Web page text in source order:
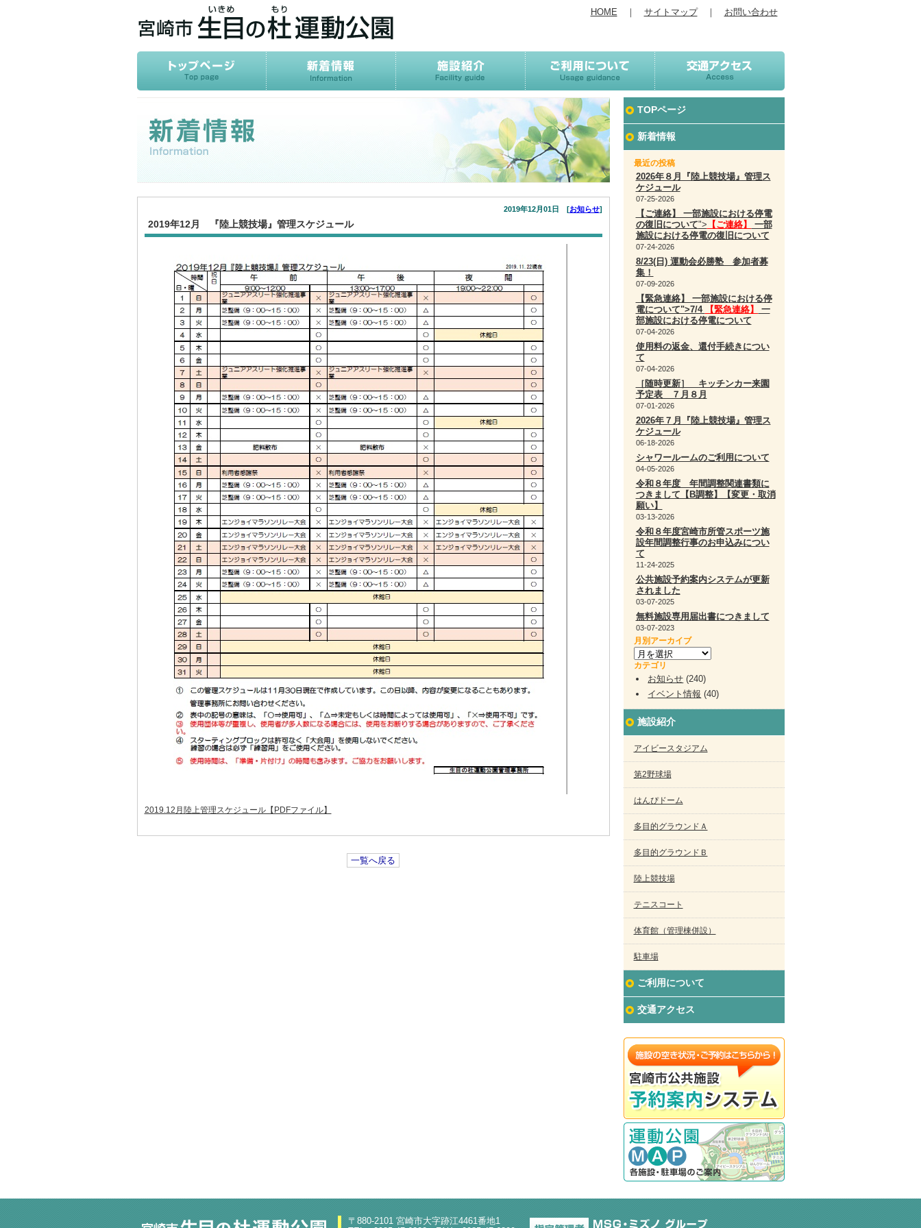
HOME ｜ サイトマップ｜ お問い合わせ
2019年12月01日 [お知らせ]
2019年12月 『陸上競技場』管理スケジュール
2019.12月陸上管理スケジュール【PDFファイル】
一覧へ戻る
TOPページ
新着情報
最近の投稿
2026年８月『陸上競技場』管理ス
ケジュール
07-25-2026
【ご連絡】 一部施設における停電
の復旧について"> 【ご連絡】
一部
施設における停電の復旧について
07-24-2026
8/23(日) 運動会必勝塾 参加者募
集！
07-09-2026
【緊急連絡】 一部施設における停
電について">7/4
【緊急連絡】
一
部施設における停電について
07-04-2026
使用料の返金、還付手続きについ
て
07-04-2026
［随時更新］ キッチンカー来園
予定表 ７月８月
07-01-2026
2026年７月『陸上競技場』管理ス
ケジュール
06-18-2026
シャワールームのご利用について
04-05-2026
令和８年度 年間調整関連書類に
つきまして【B調整】【変更・取消
願い】
03-13-2026
令和８年度宮崎市所管スポーツ施
設年間調整行事のお申込みについ
て
11-24-2025
公共施設予約案内システムが更新
されました
03-07-2025
無料施設専用届出書につきまして
03-07-2023
月別アーカイブ
カテゴリ
お知らせ (240)
イベント情報 (40)
施設紹介
アイビースタジアム
第2野球場
はんぴドーム
多目的グラウンドＡ
多目的グラウンドＢ
陸上競技場
テニスコート
体育館（管理棟併設）
駐車場
ご利用について
交通アクセス
〒880-2101 宮崎市大字跡江4461番地1